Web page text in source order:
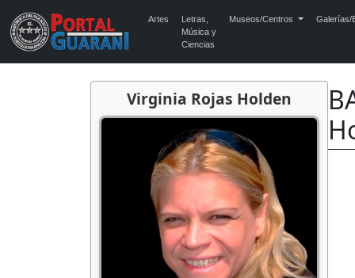
Artes
Letras,
Música y
Ciencias
Museos/Centros Galerías/
Virginia Rojas Holden